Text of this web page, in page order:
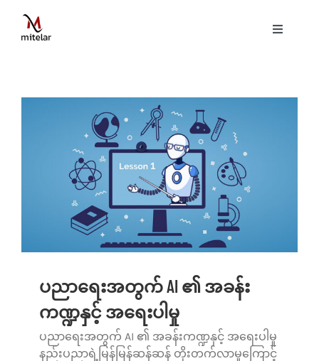
content
Toggle
ဝန်ဆောင်မှုများ
ပရောဂျက်များ
ဗွီဒီယိုများ
ဆောင်းပါးများ
သုံးသပ်ချက်များ
ပညာရေးအတွက် AI ၏ အခန်း
ကဏ္ဍနှင့် အရေးပါမှု
ပညာရေးအတွက် AI ၏ အခန်းကဏ္ဍနှင့် အရေးပါမှု
နည်းပညာရဲ့မြန်မြန်ဆန်ဆန် တိုးတက်လာမှုကြောင့်